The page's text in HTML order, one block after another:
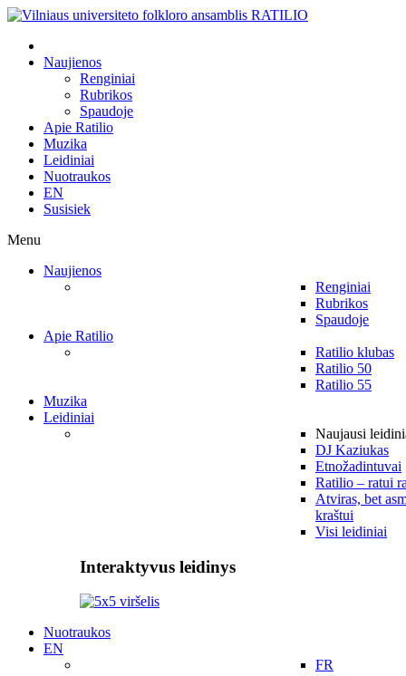
Naujienos
Renginiai
Rubrikos
Spaudoje
Apie Ratilio
Muzika
Leidiniai
Nuotraukos
EN
Susisiek
Menu
Naujienos
Renginiai
Rubrikos
Spaudoje
Apie Ratilio
Ratilio klubas
Ratilio 50
Ratilio 55
Muzika
Leidiniai
Naujausi
DJ Kaziukas
Etnožadintuvai
Ratilio – ratui
Atviras, bet
kraštui
Visi leidiniai
Interaktyvus leidinys
Nuotraukos
EN
FR